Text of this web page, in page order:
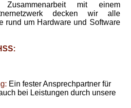
mit einem
decken wir alle
rund um Hardware und Software
Ein fester Ansprechpartner für
bei Leistungen durch unsere